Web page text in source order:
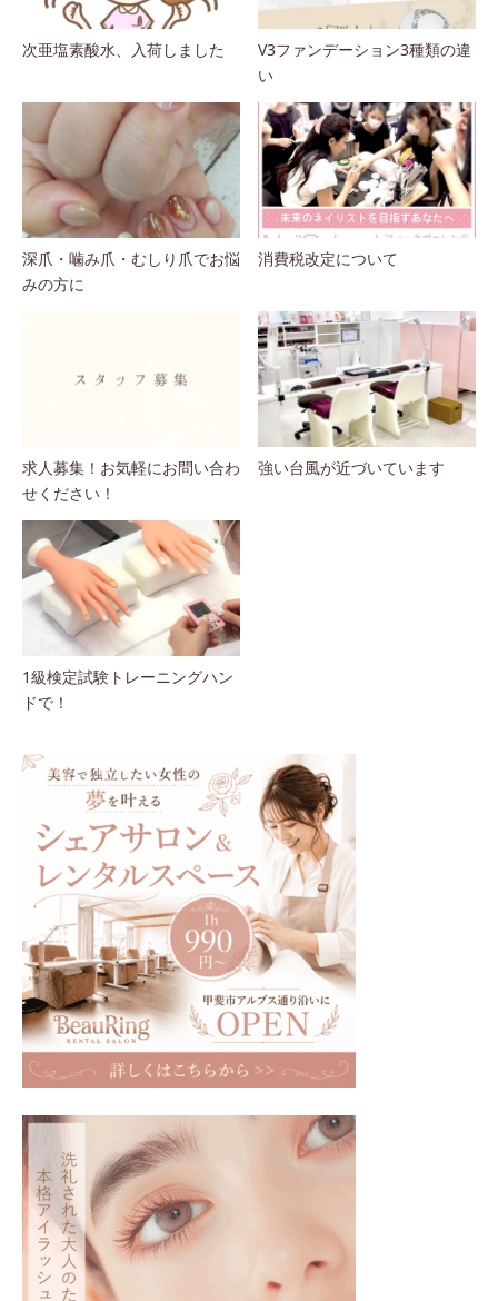
次亜塩素酸水、入荷しました
V3ファンデーション3種類の違
い
深爪・噛み爪・むしり爪でお悩
みの方に
消費税改定について
求人募集！お気軽にお問い合わ
せください！
強い台風が近づいています
1級検定試験トレーニングハン
ドで！